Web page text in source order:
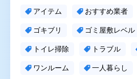
アイテム おすすめ業者
ゴキブリ ゴミ屋敷レベル
トイレ掃除 トラブル
ワンルーム 一人暮らし